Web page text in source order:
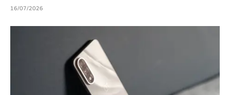
16/07/2026